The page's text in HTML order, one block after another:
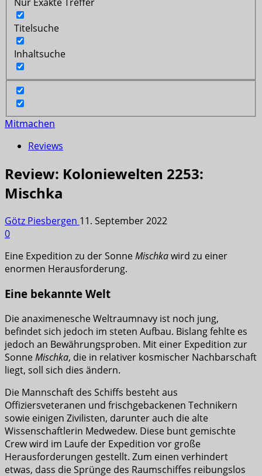
Titelsuche
Inhaltsuche
Mitmachen
Reviews
Review: Koloniewelten 2253:
Mischka
Götz Piesbergen 11. September 2022
0
Eine Expedition zu der SonneMischkawird zu einer
enormen Herausforderung.
Eine bekannte Welt
Die anaximenesche Weltraumnavy ist noch jung,
befindet sich jedoch im steten Aufbau. Bislang fehlte es
jedoch an Bewährungsproben. Mit einer Expedition zur
SonneMischka, die in relativer kosmischer Nachbarschaft
liegt, soll sich dies ändern.
Die Mannschaft des Schiffs besteht aus
Offiziersveteranen und frischgebackenen Technikern
sowie einigen Zivilisten, darunter auch die alte
Wissenschaftlerin Medwedew. Diese bunt gemischte
Crew wird im Laufe der Expedition vor große
Herausforderungen gestellt. Zum einen verhindert
etwas, dass die Sprünge des Raumschiffes reibungslos